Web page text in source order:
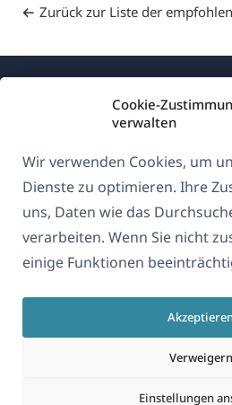
Cookie-
verwalten
Wir verwenden Cookies, um
Dienste zu optimieren. Ihre
uns, Daten wie das
verarbeiten. Wenn Sie nicht
einige Funktionen
Verweigern
Einstellungen
Zurück zur Liste der
Deutsch
Über WPML
DSGVO &
Unserem Team
in
einem
neuen
Fenster)
in